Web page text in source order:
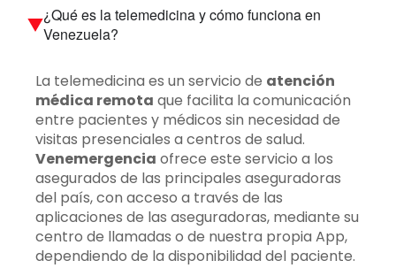
¿Qué es la telemedicina y cómo funciona en
Venezuela?
La telemedicina es un servicio de atención
médica remota que facilita la comunicación
entre pacientes y médicos sin necesidad de
visitas presenciales a centros de salud.
Venemergencia ofrece este servicio a los
asegurados de las principales aseguradoras
del país, con acceso a través de las
aplicaciones de las aseguradoras, mediante su
centro de llamadas o de nuestra propia App,
dependiendo de la disponibilidad del paciente.